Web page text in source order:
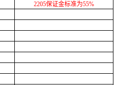
2205保证金标准为55%